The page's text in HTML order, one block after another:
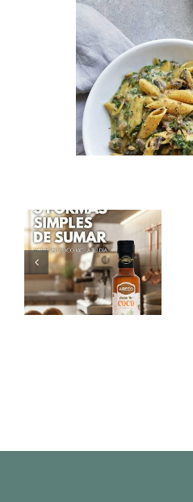
Nogada –
Cómo sumar
Aceite de Coco
MCT a tu día